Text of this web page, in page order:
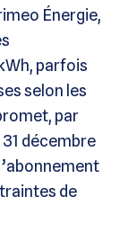
Énergie,
parfois
selon les
par
31 décembre
de